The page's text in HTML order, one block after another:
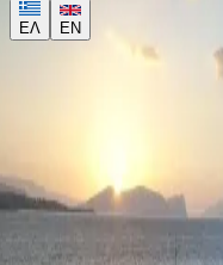
ΕΛ EN